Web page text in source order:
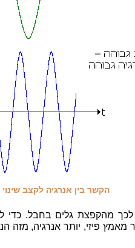
הקשר בין אנרגיה לקצב
מהקפצת גלים בחבל. כדי
מאמץ פיזי, יותר אנרגיה, מזה